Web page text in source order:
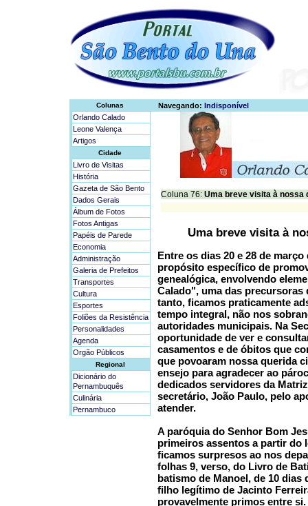
Colunas
Orlando Calado
Leone Valença
Artigos
Cidade
Livro de Visitas
História
Gazeta de São Bento
Dados Gerais
Álbum de Fotos
Fotos Antigas
Papéis de Parede
Economia
Administração
Galeria de Prefeitos
Transportes
Cultura
Esportes
Foliões da Resistência
Personalidades
Agenda
Orgão Públicos
Regional
Dicionário do
Pernambuquês
Culinária
Pernambuco
Navegando: Indisponível
Coluna 76: Uma breve visita à nossa
Uma breve visita à
Entre os dias 20 e 28 de
propósito específico de
genealógica, envolvendo
Calado", uma das
tanto, ficamos praticamente
tempo integral, não nos
autoridades municipais. Na
oportunidade de ver e
casamentos e de óbitos que
que povoaram nossa querida
ensejo para agradecer ao
dedicados servidores da
secretário, João Paulo, pelo
atender.
A paróquia do Senhor Bom
primeiros assentos a partir do
ficamos surpresos ao nos
folhas 9, verso, do Livro de
batismo de Manoel, de 10 dias
filho legítimo de Jacinto
provavelmente primos entre